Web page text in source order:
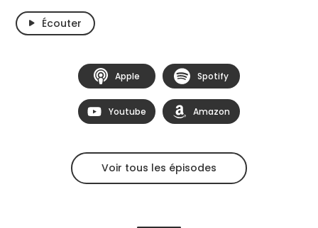
Écouter
Apple Spotify
Youtube Amazon
Voir tous les épisodes